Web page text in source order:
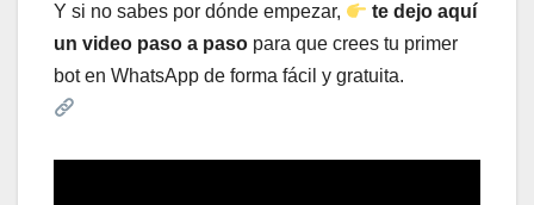
Y si no sabes por dónde empezar,
te dejo aquí
un video paso a paso para que crees tu primer
bot en WhatsApp de forma fácil y gratuita.